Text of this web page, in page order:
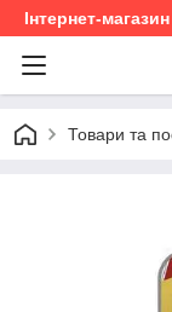
Інтернет-
Товари та